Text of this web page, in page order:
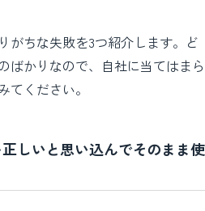
がちな失敗を3つ紹介します。ど
ばかりなので、自社に当てはまら
てください。
しいと思い込んでそのまま使